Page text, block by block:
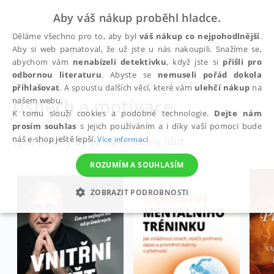
Všechny knihy Osobní rozvoj a poznání
Úspěch a motivace
Tyto knížky by se vám mohly líbit
Aby váš nákup proběhl hladce.
Děláme všechno pro to, aby bylváš nákup co nejpohodlnější.
Aby si web pamatoval, že už jste u nás nakoupili. Snažíme se,
abychom vám nenabízeli detektivku, když jste si přišli pro
odbornou literaturu. Abyste se nemuseli pořád dokola
přihlašovat. A spoustu dalších věcí, které vám ulehčí nákup na
našem webu.
K tomu slouží cookies a podobné technologie. Dejte nám
prosím souhlas s jejich používáním a i díky vaší pomoci bude
náš e-shop ještě lepší.Více informací
ROZUMÍM A SOUHLASÍM
ZOBRAZIT PODROBNOSTI
NEZBYTNÉ ANALYTICKÉ MARKETINGOVÉ
FUNKČNÍ NEZAŘAZENÉ SOUBORY